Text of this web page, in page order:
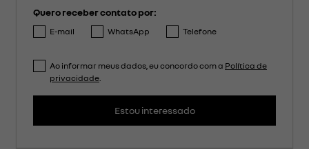
Quero receber contato por:
E-mail WhatsApp Telefone
Ao informar meus dados, eu concordo com a Política de
privacidade
Estou interessado